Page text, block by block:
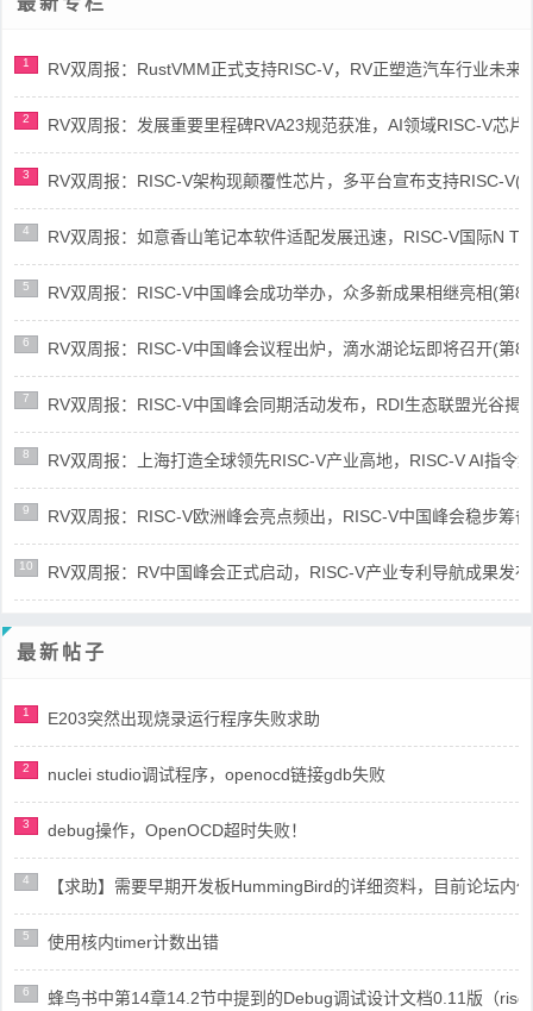
1 RV双周报：RustVMM正式支持RISC-V，RV正塑造汽车行业未来
2 RV双周报：发展重要里程碑RVA23规范获准，AI领域RISC-V芯
3 RV双周报：RISC-V架构现颠覆性芯片，多平台宣布支持RISC-V(
4 RV双周报：如意香山笔记本软件适配发展迅速，RISC-V国际N
5 RV双周报：RISC-V中国峰会成功举办，众多新成果相继亮相(第
6 RV双周报：RISC-V中国峰会议程出炉，滴水湖论坛即将召开(第
7 RV双周报：RISC-V中国峰会同期活动发布，RDI生态联盟光谷揭
8 RV双周报：上海打造全球领先RISC-V产业高地，RISC-V AI指令
9 RV双周报：RISC-V欧洲峰会亮点频出，RISC-V中国峰会稳步筹
10 RV双周报：RV中国峰会正式启动，RISC-V产业专利导航成果发
最新帖子
1 E203突然出现烧录运行程序失败求助
2 nuclei studio调试程序，openocd链接gdb失败
3 debug操作，OpenOCD超时失败！
4 【求助】需要早期开发板HummingBird的详细资料，目前论坛内
5 使用核内timer计数出错
6 蜂鸟书中第14章14.2节中提到的Debug调试设计文档0.11版（